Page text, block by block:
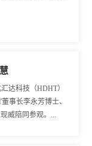
达科技（HDHT）
事长李永芳博士、
威陪同参观。...